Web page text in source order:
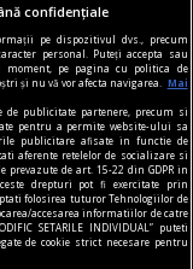
toate
pentru a crea
confidențiale
pe dispozitivul dvs., precum
personal. Puteți accepta sau
pe pagina cu politica de
și nu vă vor afecta navigarea.
Mai
publicitate partenere, precum si
pentru a permite website-ului sa
publicitare afisate in functie de
aferente retelelor de socializare si
de art. 15-22 din GDPR in
drepturi pot fi exercitate prin
folosirea tuturor Tehnologiilor de
accesarea informatiilor de catre
SETARILE INDIVIDUAL” puteti
de cookie strict necesare pentru